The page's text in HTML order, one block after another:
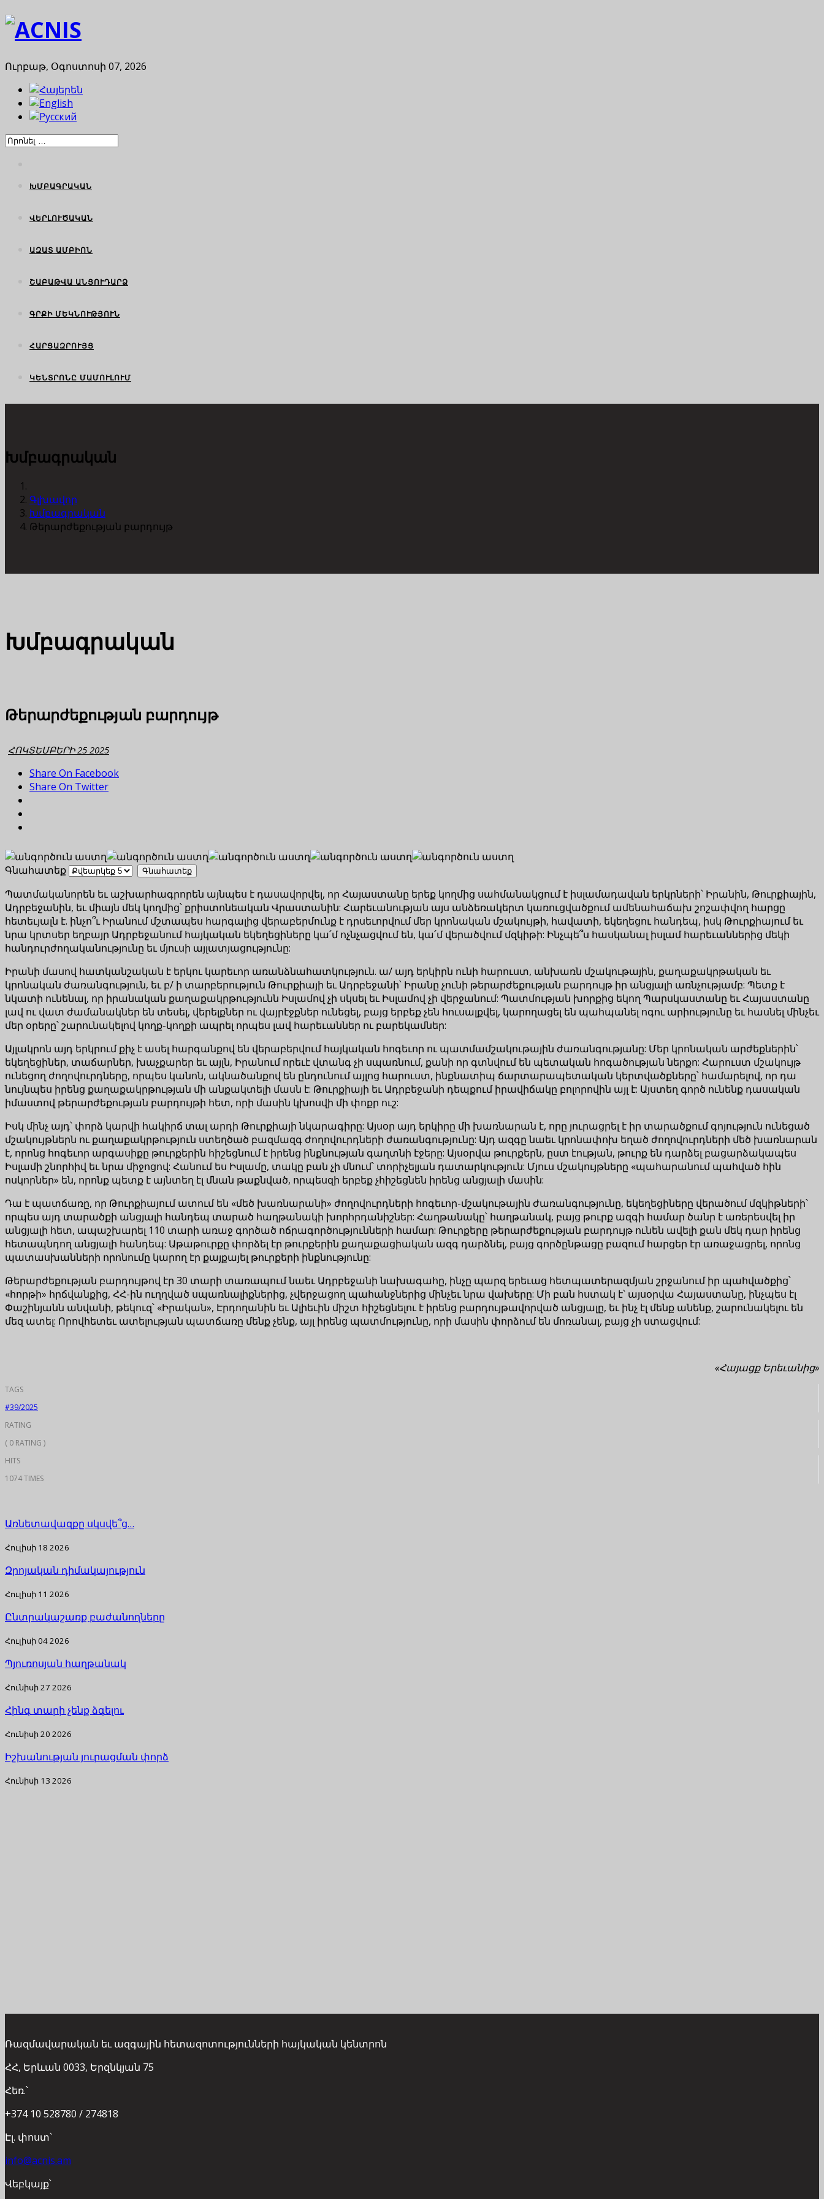
Ուրբաթ, Օգոստոսի 07, 2026
ԽՄԲԱԳՐԱԿԱՆ
ՎԵՐԼՈՒԾԱԿԱՆ
ԱԶԱՏ ԱՄԲԻՈՆ
ՇԱԲԱԹՎԱ ԱՆՑՈՒԴԱՐՁ
ԳՐՔԻ ՄԵԿՆՈՒԹՅՈՒՆ
ՀԱՐՑԱԶՐՈՒՅՑ
ԿԵՆՏՐՈՆԸ ՄԱՄՈՒԼՈՒՄ
Խմբագրական
Գլխավոր
Խմբագրական
Թերարժեքության բարդույթ
Խմբագրական
Թերարժեքության բարդույթ
ՀՈԿՏԵՄԲԵՐԻ 25 2025
Share On Facebook
Share On Twitter
Գնահատեք
Պատմականորեն եւ աշխարհագրորեն այնպես է դասավորվել, որ Հայաստանը երեք կողմից սահմանակցում է իսլամադավան երկրների՝ Իրանին, Թուրքիային,
Ադրբեջանին, եւ միայն մեկ կողմից՝ քրիստոնեական Վրաստանին: Հարեւանության այս անձեռակերտ կառուցվածքում ամենահաճախ շոշափվող հարցը
հետեւյալն է. ինչո՞ւ Իրանում մշտապես հարգալից վերաբերմունք է դրսեւորվում մեր կրոնական մշակույթի, հավատի, եկեղեցու հանդեպ, իսկ Թուրքիայում եւ
նրա կրտսեր եղբայր Ադրբեջանում հայկական եկեղեցիները կա՛մ ոչնչացվում են, կա՛մ վերածվում մզկիթի: Ինչպե՞ս հասկանալ իսլամ հարեւաններից մեկի
հանդուրժողականությունը եւ մյուսի այլատյացությունը:
Իրանի մասով հատկանշական է երկու կարեւոր առանձնահատկություն. ա/ այդ երկիրն ունի հարուստ, անխառն մշակութային, քաղաքակրթական եւ
կրոնական ժառանգություն, եւ բ/ ի տարբերություն Թուրքիայի եւ Ադրբեջանի՝ Իրանը չունի թերարժեքության բարդույթ իր անցյալի առնչությամբ: Պետք է
նկատի ունենալ, որ իրանական քաղաքակրթությունն Իսլամով չի սկսել եւ Իսլամով չի վերջանում: Պատմության խորքից եկող Պարսկաստանը եւ Հայաստանը
լավ ու վատ ժամանակներ են տեսել, վերելքներ ու վայրէջքներ ունեցել, բայց երբեք չեն հուսալքվել, կարողացել են պահպանել ոգու արիությունը եւ հասնել մինչեւ
մեր օրերը՝ շարունակելով կողք-կողքի ապրել որպես լավ հարեւաններ ու բարեկամներ:
Այլակրոն այդ երկրում քիչ է ասել հարգանքով են վերաբերվում հայկական հոգեւոր ու պատմամշակութային ժառանգությանը: Մեր կրոնական արժեքներին՝
եկեղեցիներ, տաճարներ, խաչքարեր եւ այլն, Իրանում որեւէ վտանգ չի սպառնում, քանի որ գտնվում են պետական հոգածության ներքո: Հարուստ մշակույթ
ունեցող ժողովուրդները, որպես կանոն, ակնածանքով են ընդունում այլոց հարուստ, ինքնատիպ ճարտարապետական կերտվածքները՝ համարելով, որ դա
նույնպես իրենց քաղաքակրթության մի անքակտելի մասն է: Թուրքիայի եւ Ադրբեջանի դեպքում իրավիճակը բոլորովին այլ է: Այստեղ գործ ունենք դասական
իմաստով թերարժեքության բարդույթի հետ, որի մասին կխոսվի մի փոքր ուշ:
Իսկ մինչ այդ՝ փորձ կարվի հակիրճ տալ արդի Թուրքիայի նկարագիրը: Այսօր այդ երկիրը մի խառնարան է, որը յուրացրել է իր տարածքում գոյություն ունեցած
մշակույթներն ու քաղաքակրթություն ստեղծած բազմազգ ժողովուրդների ժառանգությունը: Այդ ազգը նաեւ կրոնափոխ եղած ժողովուրդների մեծ խառնարան
է, որոնց հոգեւոր արգասիքը թուրքերին հիշեցնում է իրենց ինքնության գաղտնի էջերը: Այսօրվա թուրքերն, ըստ էության, թուրք են դարձել բացարձակապես
Իսլամի շնորհիվ եւ նրա միջոցով: Հանում ես Իսլամը, տակը բան չի մնում՝ տորիչելյան դատարկություն: Մյուս մշակույթները «պահարանում պահված հին
ոսկորներ» են, որոնք պետք է այնտեղ էլ մնան թաքնված, որպեսզի երբեք չհիշեցնեն իրենց անցյալի մասին:
Դա է պատճառը, որ Թուրքիայում ատում են «մեծ խառնարանի» ժողովուրդների հոգեւոր-մշակութային ժառանգությունը, եկեղեցիները վերածում մզկիթների՝
որպես այդ տարածքի անցյալի հանդեպ տարած հաղթանակի խորհրդանիշներ: Հաղթանակը՝ հաղթանակ, բայց թուրք ազգի համար ծանր է առերեսվել իր
անցյալի հետ, ապաշխարել 110 տարի առաջ գործած ոճրագործությունների համար: Թուրքերը թերարժեքության բարդույթ ունեն ավելի քան մեկ դար իրենց
հետապնդող անցյալի հանդեպ: Աթաթուրքը փորձել էր թուրքերին քաղաքացիական ազգ դարձնել, բայց գործընթացը բազում հարցեր էր առաջացրել, որոնց
պատասխանների որոնումը կարող էր քայքայել թուրքերի ինքնությունը:
Թերարժեքության բարդույթով էր 30 տարի տառապում նաեւ Ադրբեջանի նախագահը, ինչը պարզ երեւաց հետպատերազմյան շրջանում իր պահվածքից՝
«հորթի» հրճվանքից, ՀՀ-ին ուղղված սպառնալիքներից, չվերջացող պահանջներից մինչեւ նրա վախերը: Մի բան հստակ է՝ այսօրվա Հայաստանը, ինչպես էլ
Փաշինյանն անվանի, թեկուզ՝ «Իրական», Էրդողանին եւ Ալիեւին միշտ հիշեցնելու է իրենց բարդույթավորված անցյալը, եւ ինչ էլ մենք անենք, շարունակելու են
մեզ ատել: Որովհետեւ ատելության պատճառը մենք չենք, այլ իրենց պատմությունը, որի մասին փորձում են մոռանալ, բայց չի ստացվում:
«Հայացք Երեւանից»
TAGS
#39/2025
RATING
( 0 RATING )
HITS
1074 TIMES
Առնետավազքը սկսվե՞ց…
Հուլիսի 18 2026
Զրոյական դիմակայություն
Հուլիսի 11 2026
Ընտրակաշառք բաժանողները
Հուլիսի 04 2026
Պյուռոսյան հաղթանակ
Հունիսի 27 2026
Հինգ տարի չենք ձգելու
Հունիսի 20 2026
Իշխանության յուրացման փորձ
Հունիսի 13 2026
Ռազմավարական եւ ազգային հետազոտությունների հայկական կենտրոն
ՀՀ, Երևան 0033, Երզնկյան 75
Հեռ.՝
+374 10 528780 / 274818
Էլ. փոստ՝
info@acnis.am
Վեբկայք՝